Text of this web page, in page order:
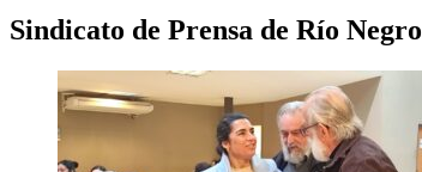
Sindicato de Prensa de Río Negro